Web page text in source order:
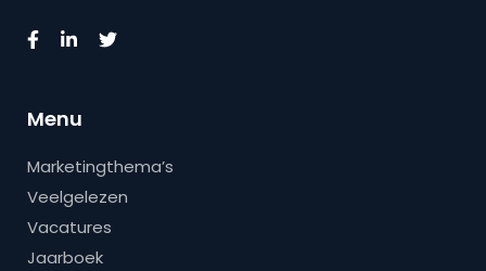
Menu
Marketingthema’s
Veelgelezen
Vacatures
Jaarboek